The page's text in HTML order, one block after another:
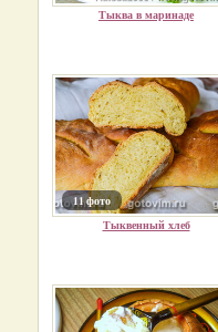
Тыква в маринаде
11 фото
Тыквенный хлеб